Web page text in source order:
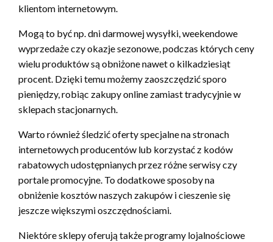
klientom internetowym.
Mogą to być np. dni darmowej wysyłki, weekendowe
wyprzedaże czy okazje sezonowe, podczas których ceny
wielu produktów są obniżone nawet o kilkadziesiąt
procent. Dzięki temu możemy zaoszczędzić sporo
pieniędzy, robiąc zakupy online zamiast tradycyjnie w
sklepach stacjonarnych.
Warto również śledzić oferty specjalne na stronach
internetowych producentów lub korzystać z kodów
rabatowych udostępnianych przez różne serwisy czy
portale promocyjne. To dodatkowe sposoby na
obniżenie kosztów naszych zakupów i cieszenie się
jeszcze większymi oszczędnościami.
Niektóre sklepy oferują także programy lojalnościowe